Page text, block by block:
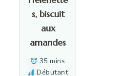
s, biscuit
aux
amandes
35 mins
Débutant